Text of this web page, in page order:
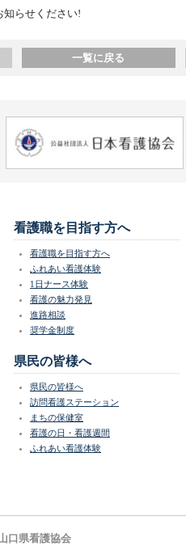
知らせください!
一覧に戻る
看護職を目指す方へ
看護職を目指す方へ
ふれあい看護体験
1日ナース体験
看護の魅力発見
進路相談
奨学金制度
県民の皆様へ
県民の皆様へ
訪問看護ステーション
まちの保健室
看護の日・看護週間
ふれあい看護体験
口県看護協会